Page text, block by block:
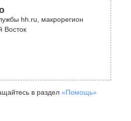
hh.ru, макрорегион
Восток
в раздел «Помощь»